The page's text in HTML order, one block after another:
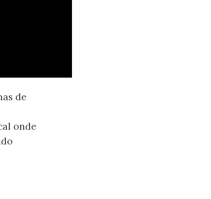
de
onde